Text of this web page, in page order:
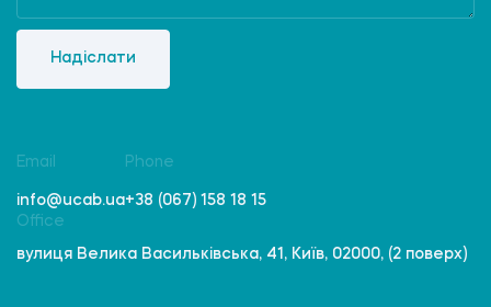
Надіслати
Email
info@ucab.ua
Phone
+38 (067) 158 18 15
Office
вулиця Велика Васильківська, 41, Київ, 02000, (2 поверх)